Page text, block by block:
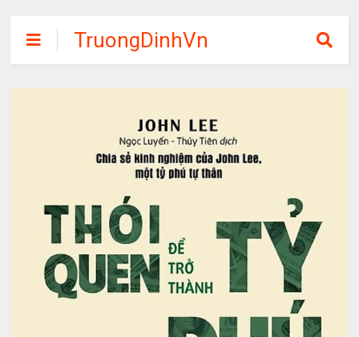
TruongDinhVn
Chia sẽ ebook,
các khóa học,
phần mềm học
tập miễn phí